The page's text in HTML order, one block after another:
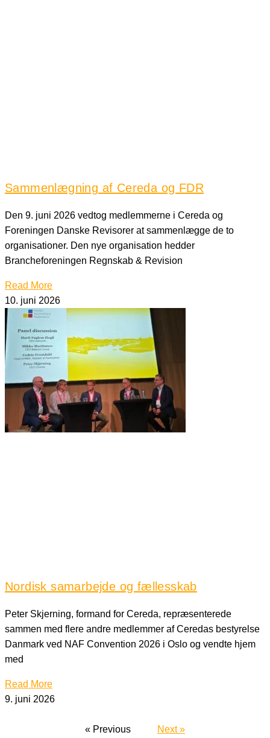
Sammenlægning af Cereda og FDR
Den 9. juni 2026 vedtog medlemmerne i Cereda og
Foreningen Danske Revisorer at sammenlægge de to
organisationer. Den nye organisation hedder
Brancheforeningen Regnskab & Revision
Read More
10. juni 2026
Nordisk samarbejde og fællesskab
Peter Skjerning, formand for Cereda, repræsenterede
sammen med flere andre medlemmer af Ceredas bestyrelse
Danmark ved NAF Convention 2026 i Oslo og vendte hjem
med
Read More
9. juni 2026
« Previous Next »